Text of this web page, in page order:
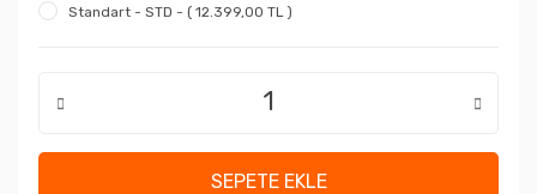
Standart - STD - ( 12.399,00 TL )
SEPETE EKLE